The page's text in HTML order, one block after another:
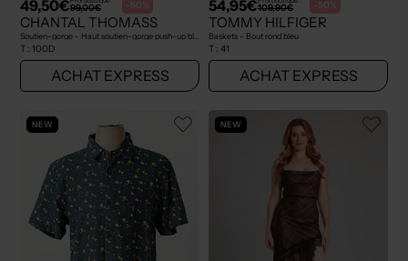
49,50€99,00€ -50%
CHANTAL THOMASS
T : 100D
ACHAT EXPRESS
54,95€109,90€ -50%
TOMMY HILFIGER
Baskets - Bout rond bleu
T : 41
ACHAT EXPRESS
NEW NEW